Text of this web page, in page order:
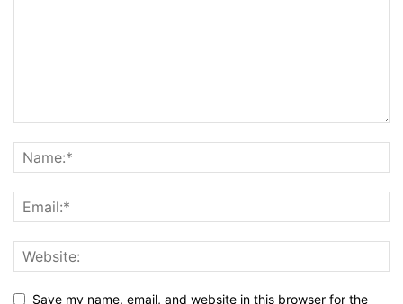
Save my name, email, and website in this browser for the